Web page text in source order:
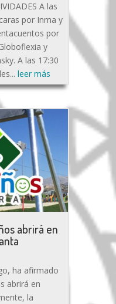
A las
por Inma y
por
y
A las 17:30
leer más
abrirá en
ha afirmado
abrirá en
la